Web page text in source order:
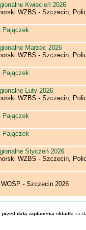
Kwiecień 2026
WZBS - Szczecin,
Pajączek
Marzec 2026
WZBS - Szczecin,
Pajączek
Luty 2026
WZBS - Szczecin,
Pajączek
Pajączek
Styczeń 2026
WZBS - Szczecin,
- Szczecin 2026
przed datą zapłacenia składki za